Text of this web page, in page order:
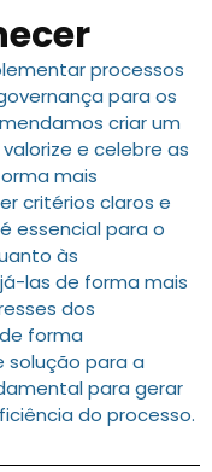
processos
para os
criar um
e celebre as
mais
critérios claros e
essencial para o
às
las de forma mais
dos
forma
solução para a
para gerar
do processo.